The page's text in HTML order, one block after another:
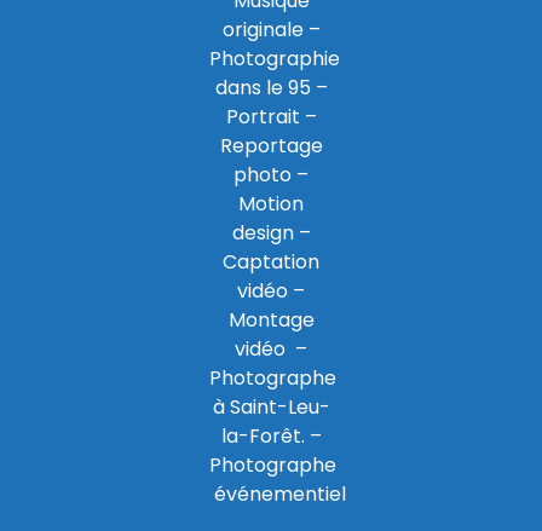
originale –
Photographie
dans le 95 –
Portrait –
Reportage
photo –
Motion
design –
Captation
vidéo –
Montage
vidéo –
Photographe
à Saint-Leu-
la-Forêt. –
Photographe
événementiel